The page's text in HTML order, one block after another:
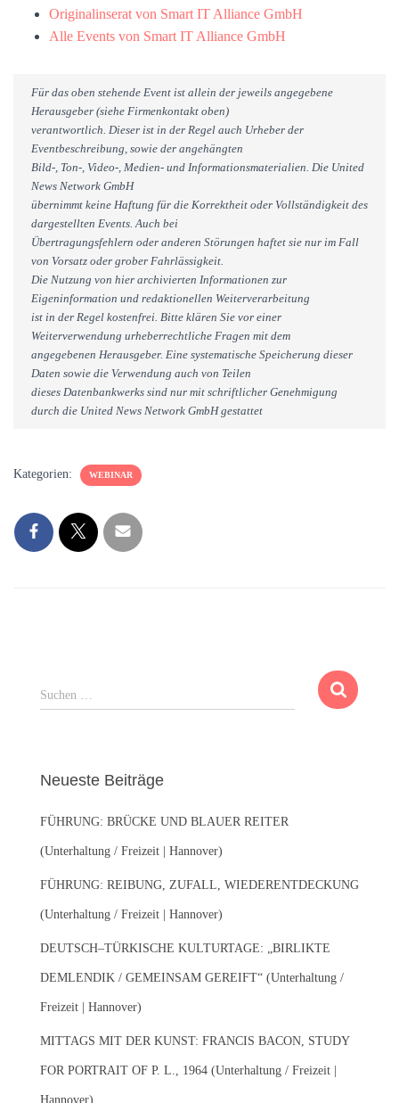
Originalinserat von Smart IT Alliance GmbH
Alle Events von Smart IT Alliance GmbH
Für das oben stehende Event ist allein der jeweils angegebene
Herausgeber (siehe Firmenkontakt oben)
verantwortlich. Dieser ist in der Regel auch Urheber der
Eventbeschreibung, sowie der angehängten
Bild-, Ton-, Video-, Medien- und Informationsmaterialien. Die United
News Network GmbH
übernimmt keine Haftung für die Korrektheit oder Vollständigkeit des
dargestellten Events. Auch bei
Übertragungsfehlern oder anderen Störungen haftet sie nur im Fall
von Vorsatz oder grober Fahrlässigkeit.
Die Nutzung von hier archivierten Informationen zur
Eigeninformation und redaktionellen Weiterverarbeitung
ist in der Regel kostenfrei. Bitte klären Sie vor einer
Weiterverwendung urheberrechtliche Fragen mit dem
angegebenen Herausgeber. Eine systematische Speicherung dieser
Daten sowie die Verwendung auch von Teilen
dieses Datenbankwerks sind nur mit schriftlicher Genehmigung
durch die United News Network GmbH gestattet
Kategorien: WEBINAR
S
u
n
a
c
:
Suchen …
Neueste Beiträge
FÜHRUNG: BRÜCKE UND BLAUER REITER
(Unterhaltung / Freizeit | Hannover)
FÜHRUNG: REIBUNG, ZUFALL, WIEDERENTDECKUNG
(Unterhaltung / Freizeit | Hannover)
DEUTSCH–TÜRKISCHE KULTURTAGE: „BIRLIKTE
DEMLENDIK / GEMEINSAM GEREIFT“ (Unterhaltung /
Freizeit | Hannover)
MITTAGS MIT DER KUNST: FRANCIS BACON, STUDY
FOR PORTRAIT OF P. L., 1964 (Unterhaltung / Freizeit |
Hannover)